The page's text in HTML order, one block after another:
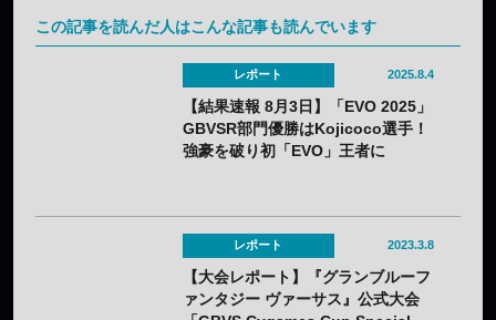
この記事を読んだ人はこんな記事も読んでいます
レポート 2025.8.4
【結果速報 8月3日】「EVO 2025」
GBVSR部門優勝はKojicoco選手！
強豪を破り初「EVO」王者に
レポート 2023.3.8
【大会レポート】『グランブルーフ
ァンタジー ヴァーサス』公式大会